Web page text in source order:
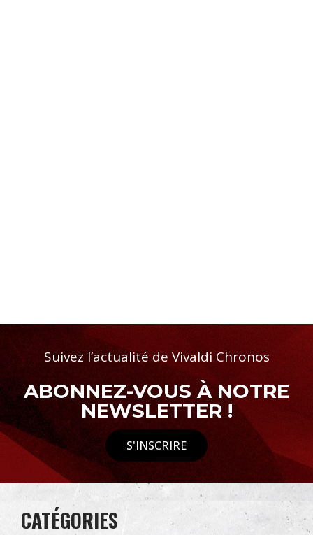
Suivez l’actualité de Vivaldi Chronos
ABONNEZ-VOUS À NOTRE
NEWSLETTER !
S'INSCRIRE
CATÉGORIES